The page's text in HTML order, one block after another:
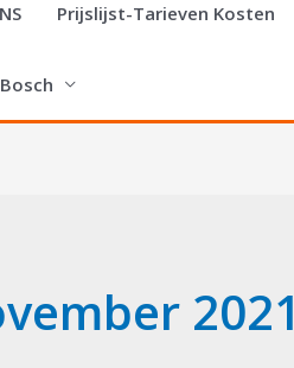
Prijslijst-Tarieven Kosten
2021